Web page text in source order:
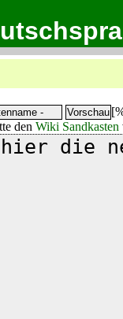
den Wiki Sandkasten